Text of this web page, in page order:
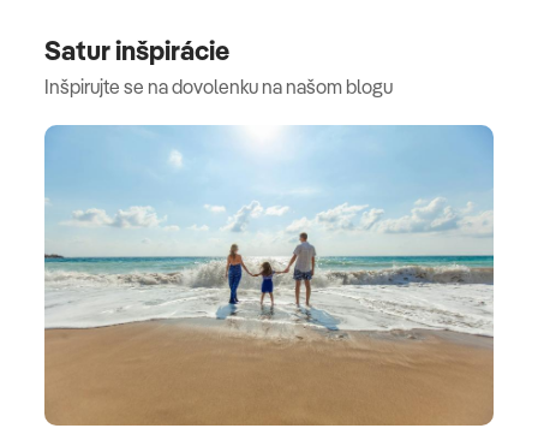
Satur inšpirácie
Inšpirujte se na dovolenku na našom blogu